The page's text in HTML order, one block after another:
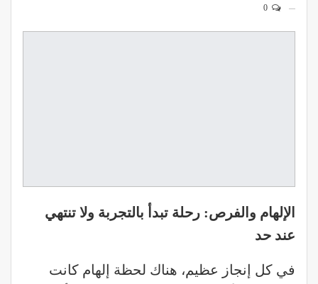
الإلهام والفرص: رحلة تبدأ بالتجربة ولا تنتهي
عند حد
في كل إنجاز عظيم، هناك لحظة إلهام كانت